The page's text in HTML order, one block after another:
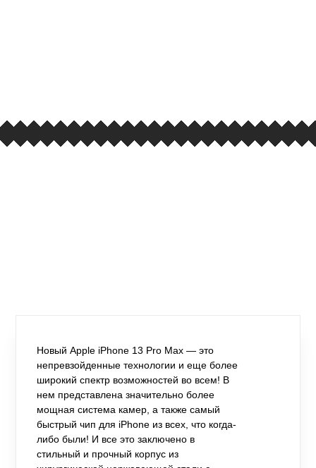
Новый Apple iPhone 13 Pro Max — это
непревзойденные технологии и еще более
широкий спектр возможностей во всем! В
нем представлена значительно более
мощная система камер, а также самый
быстрый чип для iPhone из всех, что когда-
либо были! И все это заключено в
стильный и прочный корпус из